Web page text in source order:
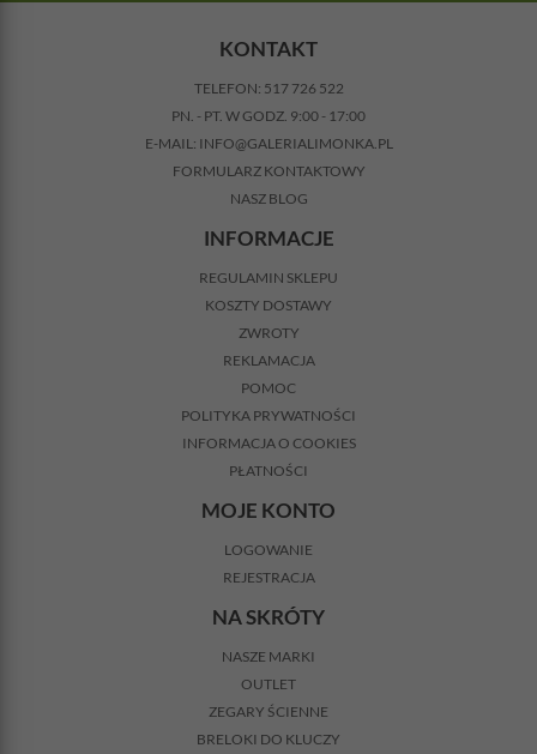
KONTAKT
TELEFON: 517 726 522
PN. - PT. W GODZ. 9:00 - 17:00
E-MAIL: INFO@GALERIALIMONKA.PL
FORMULARZ KONTAKTOWY
NASZ BLOG
INFORMACJE
REGULAMIN SKLEPU
KOSZTY DOSTAWY
ZWROTY
REKLAMACJA
POMOC
POLITYKA PRYWATNOŚCI
INFORMACJA O COOKIES
PŁATNOŚCI
MOJE KONTO
LOGOWANIE
REJESTRACJA
NA SKRÓTY
NASZE MARKI
OUTLET
ZEGARY ŚCIENNE
BRELOKI DO KLUCZY